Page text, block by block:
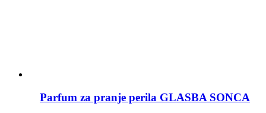
Parfum za pranje perila GLASBA SONCA